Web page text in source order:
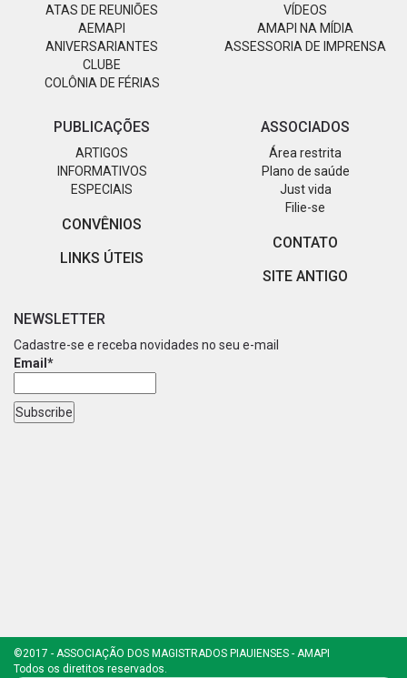
ATAS DE REUNIÕES
AEMAPI
ANIVERSARIANTES
CLUBE
COLÔNIA DE FÉRIAS
VÍDEOS
AMAPI NA MÍDIA
ASSESSORIA DE IMPRENSA
PUBLICAÇÕES
ARTIGOS
INFORMATIVOS
ESPECIAIS
CONVÊNIOS
LINKS ÚTEIS
ASSOCIADOS
Área restrita
Plano de saúde
Just vida
Filie-se
CONTATO
SITE ANTIGO
NEWSLETTER
Cadastre-se e receba novidades no seu e-mail
Email*
©2017 - ASSOCIAÇÃO DOS MAGISTRADOS PIAUIENSES - AMAPI
Todos os diretitos reservados.